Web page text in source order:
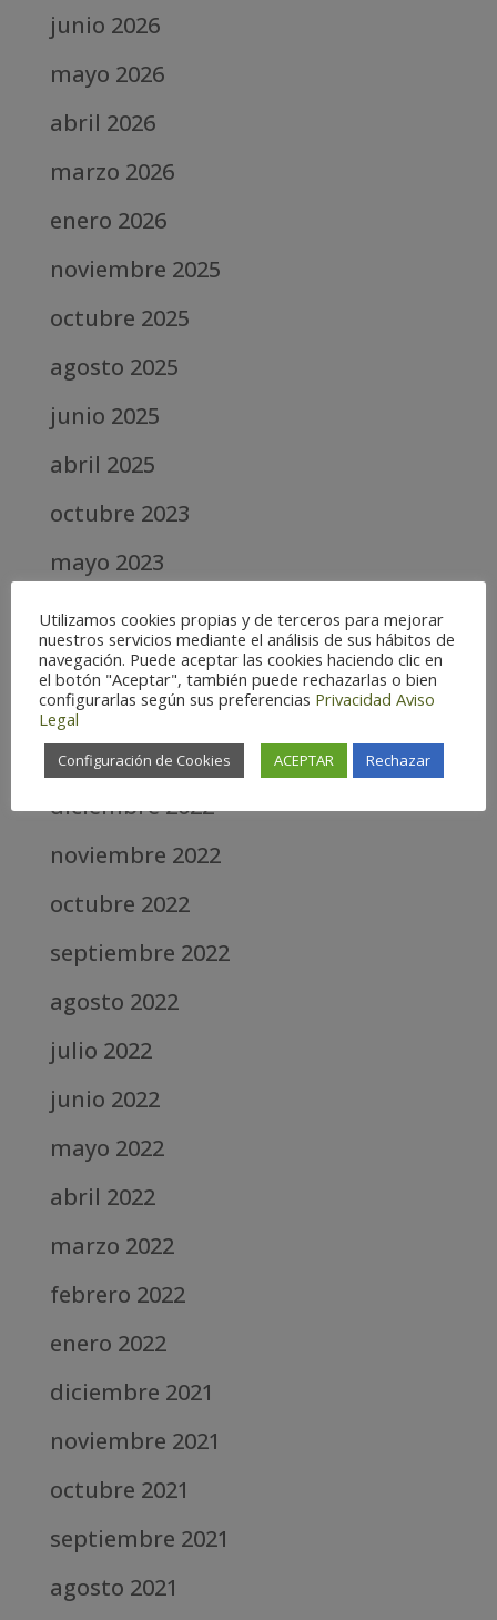
junio 2026
mayo 2026
abril 2026
marzo 2026
enero 2026
noviembre 2025
octubre 2025
agosto 2025
junio 2025
abril 2025
octubre 2023
mayo 2023
abril 2023
marzo 2023
febrero 2023
enero 2023
diciembre 2022
noviembre 2022
octubre 2022
septiembre 2022
agosto 2022
julio 2022
junio 2022
mayo 2022
abril 2022
marzo 2022
febrero 2022
enero 2022
diciembre 2021
noviembre 2021
octubre 2021
septiembre 2021
agosto 2021
Utilizamos cookies propias y de terceros para mejorar
nuestros servicios mediante el análisis de sus hábitos de
navegación. Puede aceptar las cookies haciendo clic en
el botón "Aceptar", también puede rechazarlas o bien
configurarlas según sus preferencias Privacidad Aviso
Legal
Configuración de Cookies ACEPTAR Rechazar